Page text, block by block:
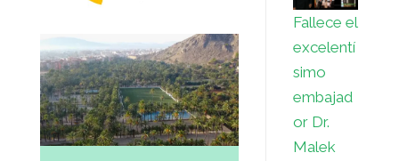
Fallece el
excelentí
simo
embajad
or Dr.
Malek